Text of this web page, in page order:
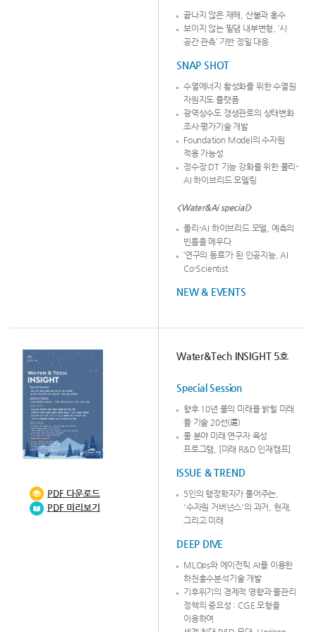
끝나지 않은 재해, 산불과 홍수
보이지 않는 필댐 내부변형, ‘시·
공간 관측’ 기반 정밀 대응
SNAP SHOT
수열에너지 활성화를 위한 수열원
자원지도 플랫폼
광역상수도 갱생관로의 상태변화
조사·평가기술 개발
Foundation Model의 수자원
적용 가능성
정수장 DT 기능 강화를 위한 물리-
AI 하이브리드 모델링
<Water&Ai special>
물리-AI 하이브리드 모델, 예측의
빈틈을 메우다
‘연구의 동료’가 된 인공지능, AI
Co-Scientist
NEW & EVENTS
PDF 다운로드
PDF 미리보기
Water&Tech INSIGHT 5호
Special Session
향후 10년 물의 미래를 밝힐 미래
물 기술 20선(選)
물 분야 미래 연구자 육성
프로그램, [미래 R&D 인재캠프]
ISSUE & TREND
5인의 행정학자가 풀어주는,
'수자원 거버넌스'의 과거, 현재,
그리고 미래
DEEP DIVE
MLOps와 에이전틱 AI를 이용한
하천홍수분석기술 개발
기후위기의 경제적 영향과 물관리
정책의 중요성 : CGE 모형을
이용하여